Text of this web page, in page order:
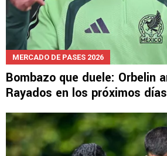
MERCADO DE PASES 2026
Bombazo que duele: Orbelin
Rayados en los próximos días